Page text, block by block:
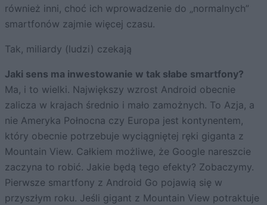
również inni, choć ich wprowadzenie do „normalnych”
smartfonów zajmie więcej czasu.
Tak, miliardy (ludzi) czekają
Jaki sens ma inwestowanie w tak słabe smartfony?
Ma, i to wielki. Największy wzrost Android obecnie
zalicza w krajach średnio i mało zamożnych. To Azja, a
nie Ameryka Połnocna czy Europa jest kontynentem,
który obecnie potrzebuje wyciągniętej ręki giganta z
Mountain View. Całkiem możliwe, że Google nareszcie
zaczyna to robić. Jakie będą tego efekty? Zobaczymy.
Pierwsze smartfony z Android Go pojawią się w
przyszłym roku. Jeśli gigant z Mountain View potraktuje